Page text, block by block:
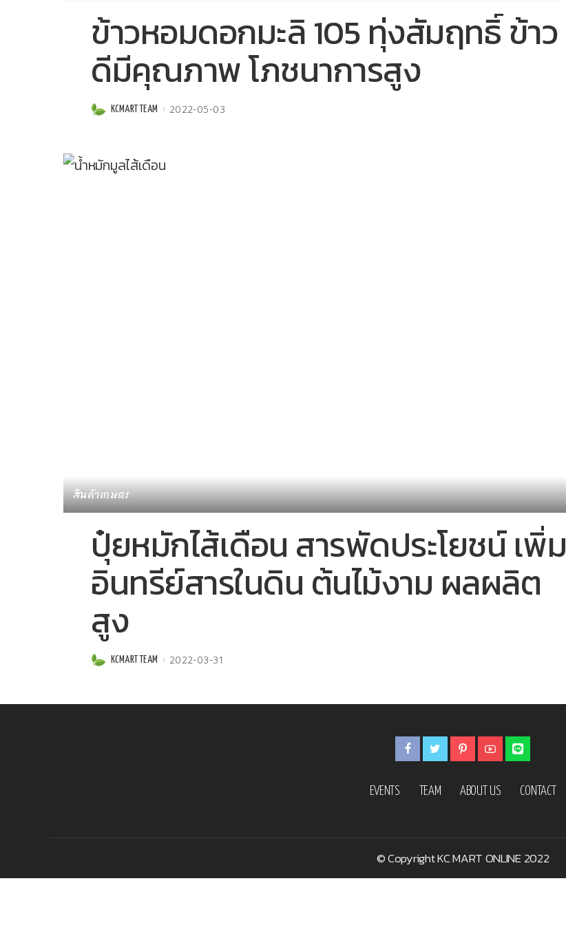
ข้าวหอมดอกมะลิ 105 ทุ่งสัมฤทธิ์ ข้าว
ดีมีคุณภาพ โภชนาการสูง
PostedKCMART TEAM 2022-05-03
สินค้าเกษตร
ปุ๋ยหมักไส้เดือน สารพัดประโยชน์ เพิ่ม
อินทรีย์สารในดิน ต้นไม้งาม ผลผลิต
สูง
PostedKCMART TEAM 2022-03-31
EVENTS TEAM ABOUT US CONTACT
© Copyright KC MART ONLINE 2022